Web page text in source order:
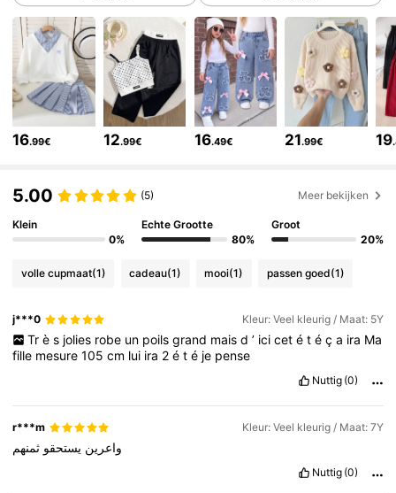
4.88 310K Volgers
4.88 310K Volgers
310K Volgers
310K Volgers
4.88 310K Volgers
310K Volgers
16.99€ 12.99€ 16.49€ 21.99€ 19
5.00 (5) Meer bekijken
Klein
0%
Echte Grootte
80%
Groot
20%
volle cupmaat(1) cadeau(1) mooi(1) passen goed(1)
j***0 Kleur: Veel kleurig / Maat: 5Y
Tr è s jolies robe un poils grand mais d ’ ici cet é t é ç a ira Ma
fille mesure105cm lui ira 2été je pense
Nuttig (0)
r***m Kleur: Veel kleurig / Maat: 7Y
واعرين يستحقو ثمنهم
Nuttig (0)